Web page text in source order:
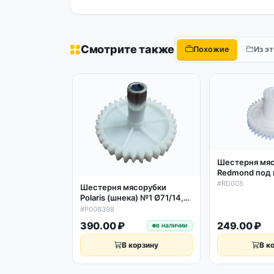
Смотрите также Похожие Из
Шестерня мясорубки
Polaris (шнека) №1 Ø71/14,
H60/14 Z34 Dexp, Centek,
Василиса, Moulinex,
Redmond
#P008398
390.00 ₽ в наличии
В корзину
Шестерня
Redmond под
D81/30мм
#RD005
249.00 ₽
В